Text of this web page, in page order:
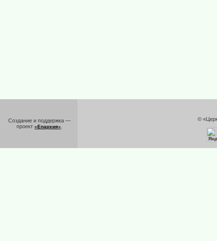
Создание и поддержка —
проект «Епархия»
©